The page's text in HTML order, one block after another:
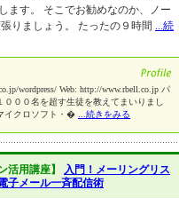
ます。 そこでお勧めなのか、ノー
りましょう。 たったの９時間 ...続
wordpress/ Web: http://www.rbell.co.jp パ
００名を超す生徒を教えてまいりまし
イクロソフト・�
...続きをみる
活用講座】 入門！メーリングリス
子メール一斉配信術